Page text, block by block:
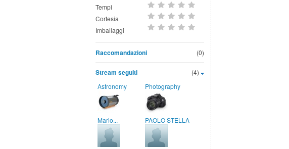
Tempi
Cortesia
Imballaggi
(0)
Raccomandazioni
(4)
Stream seguiti
Astronomy Photography
Mario... PAOLO STELLA